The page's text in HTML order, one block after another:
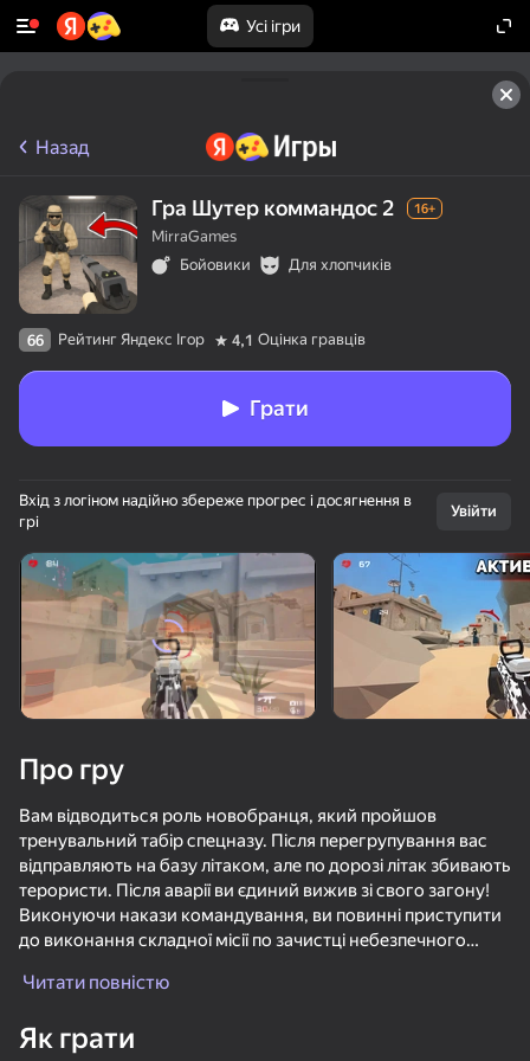
Усі ігри
Поверніть пристрій
Гра працює тільки в горизонтальній
орієнтації
Назад
Гра Шутер коммандос 2 16+
MirraGames
Бойовики
Для хлопчиків
66 Рейтинг Яндекс Ігор 4,1 Оцінка гравців
Грати
Вхід з логіном надійно збереже прогрес і досягнення в
грі
Увійти
Про гру
Вам відводиться роль новобранця, який пройшов
тренувальний табір спецназу. Після перегрупування вас
відправляють на базу літаком, але по дорозі літак збивають
терористи. Після аварії ви єдиний вижив зі свого загону!
Виконуючи накази командування, ви повинні приступити
до виконання складної місії по зачистці небезпечного
- Багато сюжетних місій;
Читати повністю
Як грати